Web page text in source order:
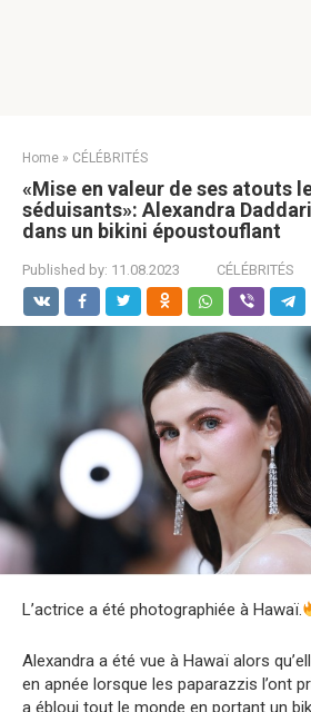
Home » CÉLÉBRITÉS
«Mise en valeur de ses atouts
séduisants»: Alexandra
dans un bikini époustouflant
Published by: 11.08.2023 CÉLÉBRITÉS
L’actrice a été photographiée à Hawaï.
Alexandra a été vue à Hawaï alors
en apnée lorsque les paparazzis l’ont
a ébloui tout le monde en portant un